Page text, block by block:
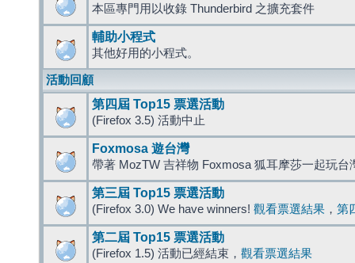
本區專門用以收錄 Thunderbird 之擴充套件
輔助小程式
其他好用的小程式。
活動回顧
第四屆 Top15 票選活動
(Firefox 3.5) 活動中止
Foxmosa 遊台灣
帶著 MozTW 吉祥物 Foxmosa 狐耳摩莎一起玩台
第三屆 Top15 票選活動
(Firefox 3.0) We have winners! 觀看票選結果 ， 第
第二屆 Top15 票選活動
(Firefox 1.5) 活動已經結束， 觀看票選結果